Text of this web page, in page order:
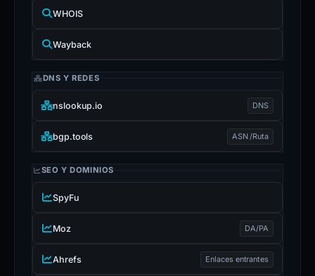
WHOIS
Wayback
DNS Y REDES
nslookup.io DNS
bgp.tools ASN /Ruta
SEO Y DOMINIOS
SpyFu
Moz DA/PA
Ahrefs Enlaces entrantes